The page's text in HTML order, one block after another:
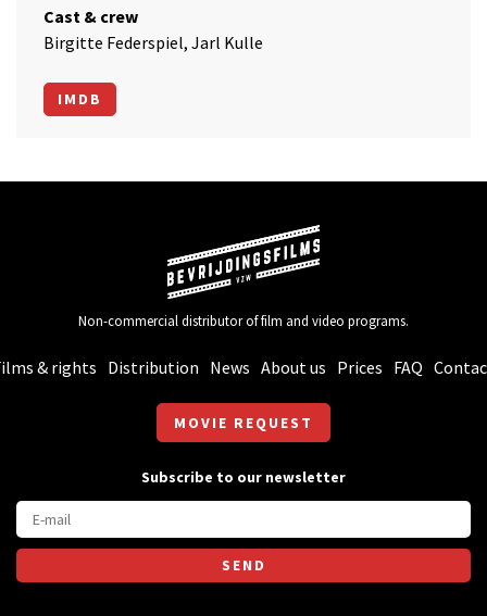
Cast & crew
Birgitte Federspiel, Jarl Kulle
IMDB
Non-commercial distributor of film and video programs.
& rights Distribution News About us Prices FAQ
MOVIE REQUEST
Subscribe to our newsletter